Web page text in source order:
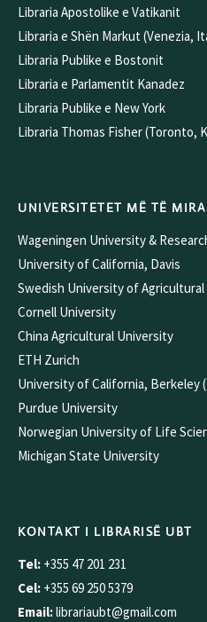
Libraria Apostolike e Vatikanit
Libraria e Shën Markut (Venezia,
Libraria Publike e Bostonit
Libraria e Parlamentit Kanadez
Libraria Publike e New York
Libraria Thomas Fisher (Toronto,
UNIVERSITETET MË TË
Wageningen University &
University of California, Davis
Swedish University of Agricultural
Cornell University
China Agricultural University
ETH Zurich
University of California, Berkeley
Purdue University
Norwegian University of Life
Michigan State University
KONTAKT I LIBRARISË UBT
Tel: +355 47 201 231
Cel: +355 69 250 5379
Email:librariaubt@gmail.com